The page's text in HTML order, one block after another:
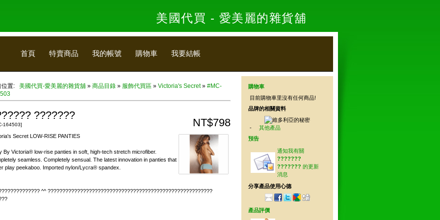
首頁 特賣商品 我的帳號 購物車 我要結帳
位置: 美國代買-愛美麗的雜貨舖 » 商品目錄 » 服飾代買區 » Victoria's Secret» #MC-
NT$798
???????
164503]
Secret LOW-RISE PANTIES
By Victoria® low-rise panties in soft, high-tech stretch microfiber.
seamless. Completely sensual. The latest innovation in panties that
play peekaboo. Imported nylon/Lycra® spandex.
^^ ????????????????????????????????????????????????????????
購物車
目前購物車里沒有任何商品!
品牌的相關資料
-
其他產品
預告
通知我有關
???????
??????? 的更新
消息
分享產品使用心德
產品評價
美國代買 - 愛美麗的雜貨舖